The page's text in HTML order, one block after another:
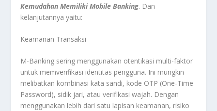
Kemudahan Memiliki Mobile Banking. Dan
kelanjutannya yaitu:
Keamanan Transaksi
M-Banking sering menggunakan otentikasi multi-faktor
untuk memverifikasi identitas pengguna. Ini mungkin
melibatkan kombinasi kata sandi, kode OTP (One-Time
Password), sidik jari, atau verifikasi wajah. Dengan
menggunakan lebih dari satu lapisan keamanan, risiko